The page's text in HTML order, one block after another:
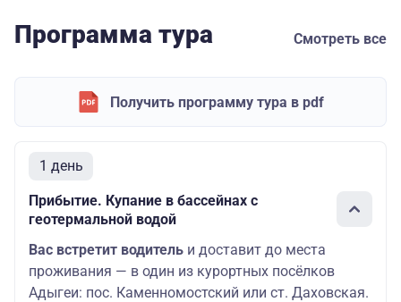
Программа тура Смотреть все
Получить программу тура в pdf
1 день
Прибытие. Купание в бассейнах с
геотермальной водой
Вас встретит водитель и доставит до места
проживания — в один из курортных посёлков
Адыгеи: пос. Каменномостский или ст. Даховская.